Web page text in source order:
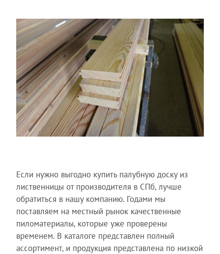
Если нужно выгодно купить палубную доску из
лиственницы от производителя в СПб, лучше
обратиться в нашу компанию. Годами мы
поставляем на местный рынок качественные
пиломатериалы, которые уже проверены
временем. В каталоге представлен полный
ассортимент, и продукция представлена по низкой